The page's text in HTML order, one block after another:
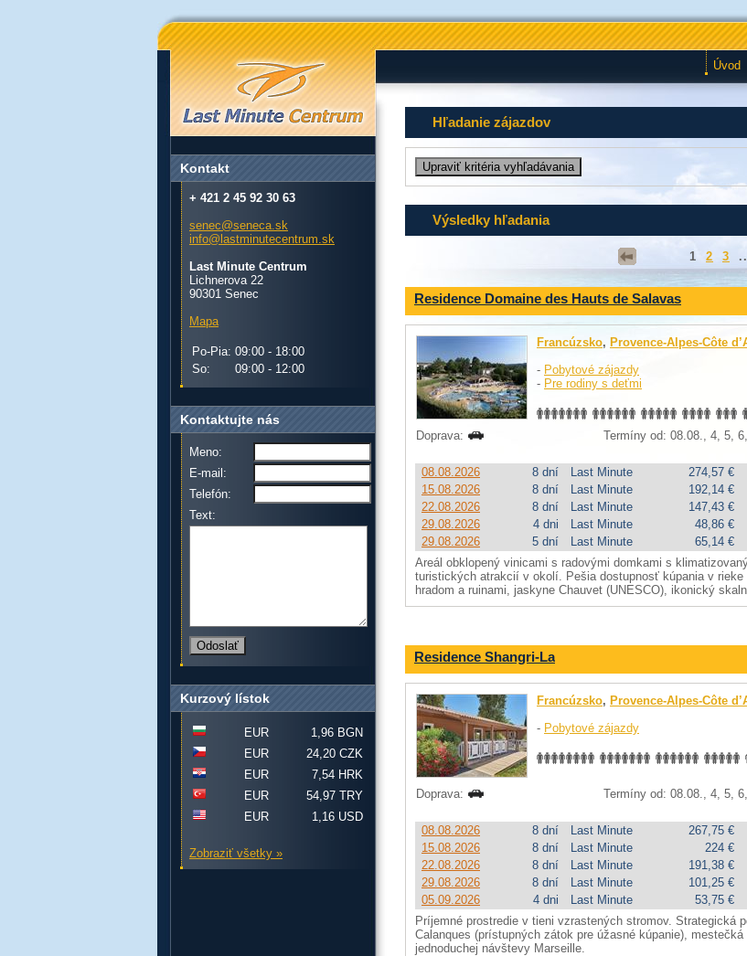
Úvod
Hľadanie zájazdov
Výsledky hľadania
1 2 3
Residence Domaine des Hauts de Salavas
Francúzsko, Provence-Alpes-Côte
- Pobytové zájazdy
- Pre rodiny s deťmi
Doprava:
Termíny od: 08.08., 4, 5,
08.08.2026 8 dní Last Minute 274,57 €
15.08.2026
8 dní Last Minute 192,14 €
22.08.2026
8 dní Last Minute 147,43 €
29.08.2026
4 dni Last Minute 48,86 €
29.08.2026
5 dní Last Minute 65,14 €
Areál obklopený vinicami s radovými domkami s
turistických atrakcií v okolí. Pešia dostupnosť kúpania v
hradom a ruinami, jaskyne Chauvet (UNESCO), ikonický
Residence Shangri-La
Francúzsko, Provence-Alpes-Côte
- Pobytové zájazdy
Doprava:
Termíny od: 08.08., 4, 5,
08.08.2026 8 dní Last Minute 267,75 €
15.08.2026
8 dní Last Minute 224 €
22.08.2026
8 dní Last Minute 191,38 €
29.08.2026
8 dní Last Minute 101,25 €
05.09.2026
4 dni Last Minute 53,75 €
Príjemné prostredie v tieni vzrastených stromov. Strategická
Calanques (prístupných zátok pre úžasné kúpanie),
jednoduchej návštevy Marseille.
Kontakt
+ 421 2 45 92 30 63
senec@seneca.sk
info@lastminutecentrum.sk
Last Minute Centrum
Lichnerova 22
90301 Senec
Mapa
Po-Pia: 09:00 - 18:00
So:
09:00 - 12:00
Kontaktujte nás
Meno:
E-mail:
Telefón:
Text:
Kurzový lístok
EUR
1,96 BGN
EUR
24,20 CZK
EUR
7,54 HRK
EUR
54,97 TRY
EUR
1,16 USD
Zobraziť všetky »